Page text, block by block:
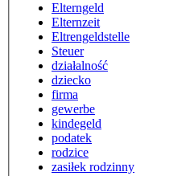
Elterngeld
Elternzeit
Eltrengeldstelle
Steuer
działalność
dziecko
firma
gewerbe
kindegeld
podatek
rodzice
zasiłek rodzinny